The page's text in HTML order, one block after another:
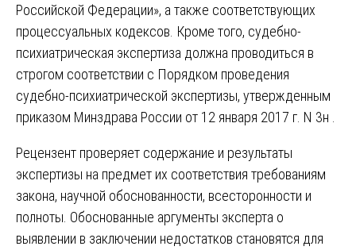
Российской Федерации», а также соответствующих
процессуальных кодексов. Кроме того, судебно-
психиатрическая экспертиза должна проводиться в
строгом соответствии с Порядком проведения
судебно-психиатрической экспертизы, утвержденным
приказом Минздрава России от 12 января 2017 г. N 3н .
Рецензент проверяет содержание и результаты
экспертизы на предмет их соответствия требованиям
закона, научной обоснованности, всесторонности и
полноты. Обоснованные аргументы эксперта о
выявлении в заключении недостатков становятся для